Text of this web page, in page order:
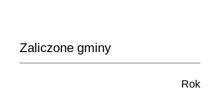
Zaliczone gminy
Rok